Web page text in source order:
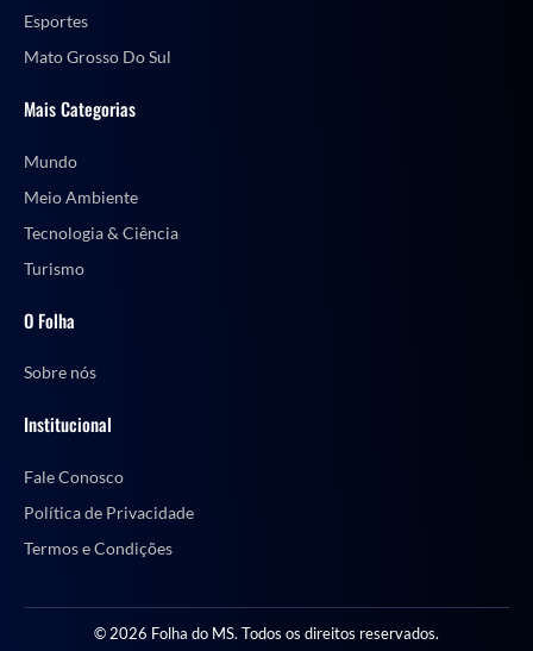
Esportes
Mato Grosso Do Sul
Mais Categorias
Mundo
Meio Ambiente
Tecnologia & Ciência
Turismo
O Folha
Sobre nós
Institucional
Fale Conosco
Política de Privacidade
Termos e Condições
© 2026 Folha do MS. Todos os direitos reservados.